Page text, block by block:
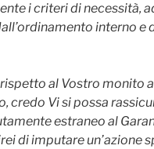
i criteri di necessità,
interno e
al Vostro monito
credo Vi si possa
estraneo al
di imputare un’azione